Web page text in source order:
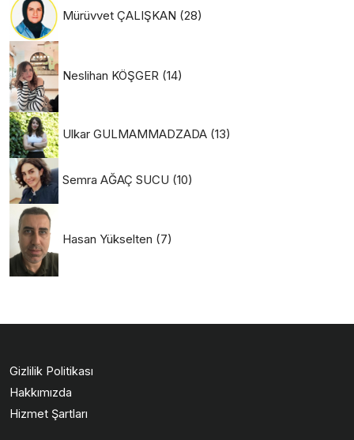
Mürüvvet ÇALIŞKAN (28)
Neslihan KÖŞGER (14)
Ulkar GULMAMMADZADA (13)
Semra AĞAÇ SUCU (10)
Hasan Yükselten (7)
Gizlilik Politikası
Hakkımızda
Hizmet Şartları